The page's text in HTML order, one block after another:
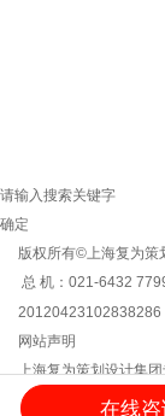
请输入搜索关键字
确定
版权所有©上海复为策
总 机：021-6432
20120423102838286
网站声明
上海复为策划设计集
司
企业文化建设 /企业vi
在线咨